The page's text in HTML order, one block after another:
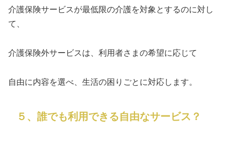
介護保険サービスが最低限の介護を対象とするのに対し
て、
介護保険外サービスは、利用者さまの希望に応じて
自由に内容を選べ、生活の困りごとに対応します。
５、誰でも利用できる自由なサービス？